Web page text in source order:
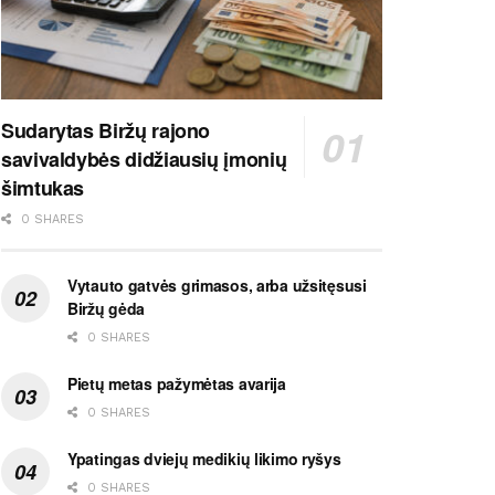
Sudarytas Biržų rajono
savivaldybės didžiausių įmonių
šimtukas
0 SHARES
Vytauto gatvės grimasos, arba užsitęsusi
Biržų gėda
0 SHARES
Pietų metas pažymėtas avarija
0 SHARES
Ypatingas dviejų medikių likimo ryšys
0 SHARES